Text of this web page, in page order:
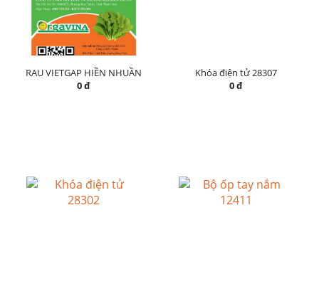
RAU VIETGAP HIỀN NHUẦN
0 đ
Khóa điện tử 28307
0 đ